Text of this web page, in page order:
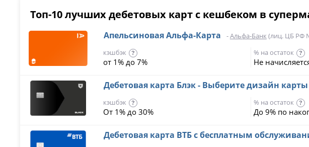
Топ-10 лучших дебетовых карт с кешбеком в
Апельсиновая Альфа-Карта -Альфа-Банк (лиц. ЦБ РФ
кэшбэк
?
от 1% до 7%
% на остаток ?
Не
Дебетовая карта Блэк - Выберите дизайн карты
кэшбэк
?
От 1% до 30%
% на остаток ?
До 9% по
Дебетовая карта ВТБ с бесплатным